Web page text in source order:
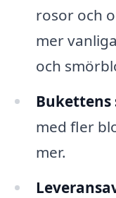
rosor och
mer
och
Bukettens
med fler
mer.